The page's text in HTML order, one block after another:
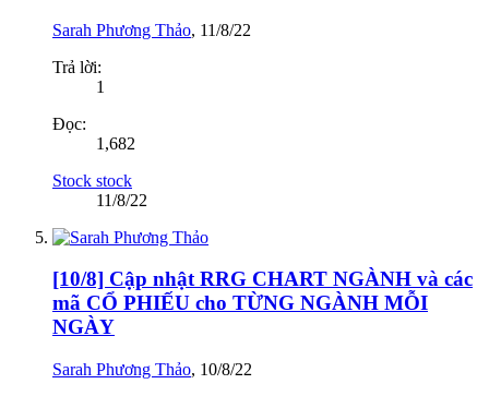
Sarah Phương Thảo, 11/8/22
Trả lời:
1
Đọc:
1,682
Stock stock
11/8/22
[10/8] Cập nhật RRG CHART NGÀNH và các
mã CỔ PHIẾU cho TỪNG NGÀNH MỖI
NGÀY
Sarah Phương Thảo, 10/8/22